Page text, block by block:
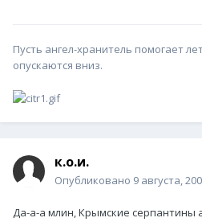
Пусть ангел-хранитель помогает
опускаются вниз.
к.о.и.
Опубликовано 9 августа,
Да-а-а млин, Крымские серпантины